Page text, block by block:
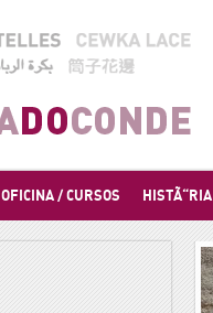
OFICINA / CURSOS HISTÃ“RIA